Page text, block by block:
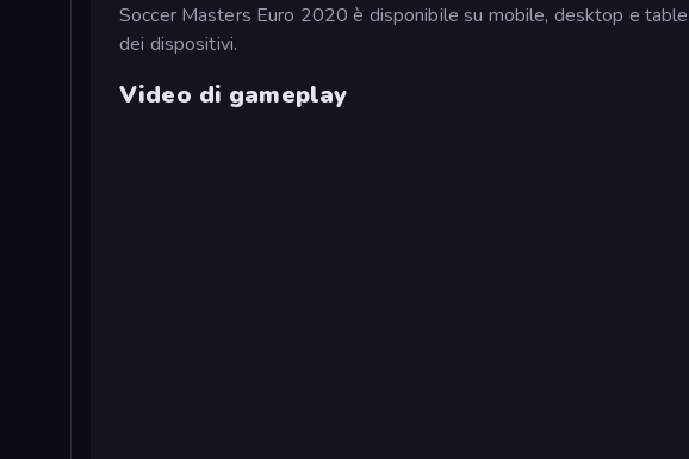
Soccer Masters Euro 2020 è disponibile su mobile, desktop e
dei dispositivi.
Video di gameplay